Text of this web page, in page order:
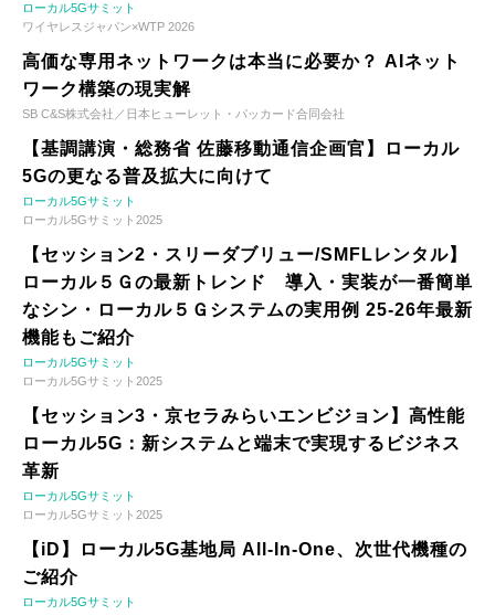
ローカル5Gサミット
ワイヤレスジャパン×WTP 2026
高価な専用ネットワークは本当に必要か？ AIネット
ワーク構築の現実解
SB C&S株式会社／日本ヒューレット・パッカード合同会社
【基調講演・総務省 佐藤移動通信企画官】ローカル
5Gの更なる普及拡大に向けて
ローカル5Gサミット
ローカル5Gサミット2025
【セッション2・スリーダブリュー/SMFLレンタル】
ローカル５Ｇの最新トレンド 導入・実装が一番簡単
なシン・ローカル５Ｇシステムの実用例 25-26年最新
機能もご紹介
ローカル5Gサミット
ローカル5Gサミット2025
【セッション3・京セラみらいエンビジョン】高性能
ローカル5G：新システムと端末で実現するビジネス
革新
ローカル5Gサミット
ローカル5Gサミット2025
【iD】ローカル5G基地局 All-In-One、次世代機種の
ご紹介
ローカル5Gサミット